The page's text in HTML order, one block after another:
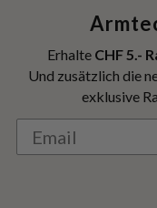
Erhalte CHF 5.-
Und zusätzlich die
exklusive